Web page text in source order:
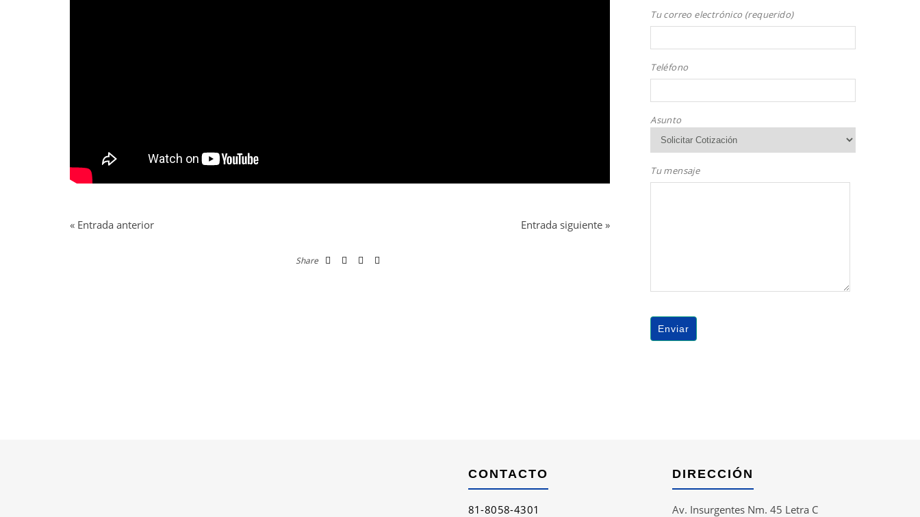
« Entrada anterior Entrada siguiente »
Share
Tu correo electrónico (requerido)
Teléfono
Asunto
Tu mensaje
CONTACTO
81-8058-4301
DIRECCIÓN
Av. Insurgentes Nm. 45 Letra C